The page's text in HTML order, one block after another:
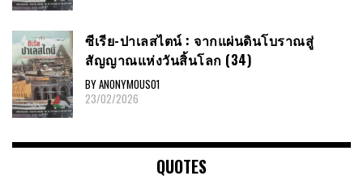
ซีเรีย​-ปาเลสไตน์​ : จากแผ่นดินโบราณสู่
สัญญาณ​แห่งวันสิ้นโลก​ (34)
BY ANONYMOUS01
23/02/2026
QUOTES